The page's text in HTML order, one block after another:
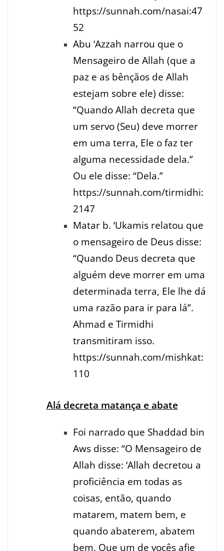
https://sunnah.com/nasai:47
52
Abu ‘Azzah narrou que o
Mensageiro de Allah (que a
paz e as bênçãos de Allah
estejam sobre ele) disse:
“Quando Allah decreta que
um servo (Seu) deve morrer
em uma terra, Ele o faz ter
alguma necessidade dela.”
Ou ele disse: “Dela.”
https://sunnah.com/tirmidhi:
2147
Matar b. ‘Ukamis relatou que
o mensageiro de Deus disse:
“Quando Deus decreta que
alguém deve morrer em uma
determinada terra, Ele lhe dá
uma razão para ir para lá”.
Ahmad e Tirmidhi
transmitiram isso.
https://sunnah.com/mishkat:
110
Alá decreta matança e abate
Foi narrado que Shaddad bin
Aws disse: “O Mensageiro de
Allah disse: ‘Allah decretou a
proficiência em todas as
coisas, então, quando
matarem, matem bem, e
quando abaterem, abatem
bem. Que um de vocês afie